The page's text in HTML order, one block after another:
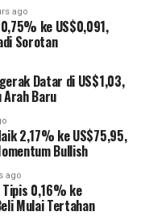
ago
ke US$0,091,
Sorotan
Datar di US$1,03,
Arah Baru
2,17% ke US$75,95,
Bullish
ago
0,16% ke
Mulai Tertahan